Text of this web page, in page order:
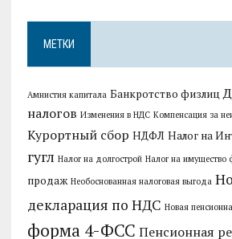
МЕТКИ
Амнистия капитала Банкротство физлиц
налогов Изменения в НДС Компенсация за
Курортный сбор НДФЛ Налог на
гугл Налог на долгострой Налог на имущество
продаж Необоснованная налоговая выгода
декларация по НДС Новая
форма 4-ФСС Пенсионная